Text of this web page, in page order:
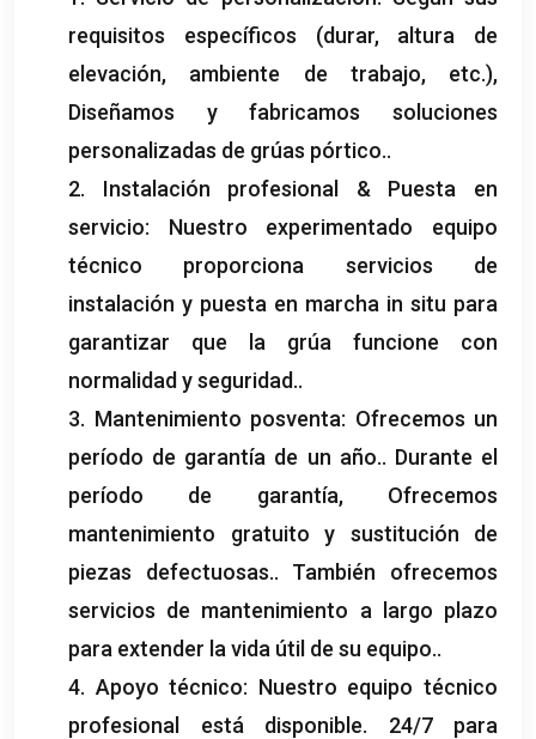
requisitos específicos (durar, altura de
elevación, ambiente de trabajo, etc.),
Diseñamos y fabricamos soluciones
personalizadas de grúas pórtico..
2. Instalación profesional & Puesta en
servicio: Nuestro experimentado equipo
técnico proporciona servicios de
instalación y puesta en marcha in situ para
garantizar que la grúa funcione con
normalidad y seguridad..
3. Mantenimiento posventa: Ofrecemos un
período de garantía de un año.. Durante el
período de garantía, Ofrecemos
mantenimiento gratuito y sustitución de
piezas defectuosas.. También ofrecemos
servicios de mantenimiento a largo plazo
para extender la vida útil de su equipo..
4. Apoyo técnico: Nuestro equipo técnico
profesional está disponible. 24/7 para